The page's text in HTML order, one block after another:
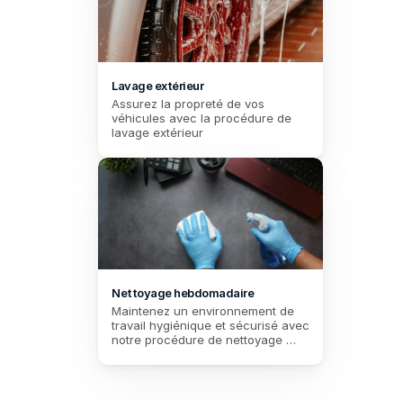
Lavage extérieur
Assurez la propreté de vos
véhicules avec la procédure de
lavage extérieur
Nettoyage hebdomadaire
Maintenez un environnement de
travail hygiénique et sécurisé avec
notre procédure de nettoyage
conçu pour répondre aux normes